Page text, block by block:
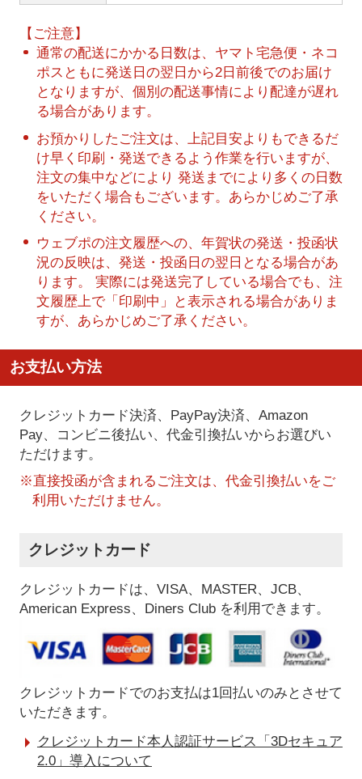
【ご注意】
通常の配送にかかる日数は、ヤマト宅急便・ネコ
ポスともに発送日の翌日から2日前後でのお届け
となりますが、個別の配送事情により配達が遅れ
る場合があります。
お預かりしたご注文は、上記目安よりもできるだ
け早く印刷・発送できるよう作業を行いますが、
注文の集中などにより 発送までにより多くの日数
をいただく場合もございます。あらかじめご了承
ください。
ウェブポの注文履歴への、年賀状の発送・投函状
況の反映は、発送・投函日の翌日となる場合があ
ります。 実際には発送完了している場合でも、注
文履歴上で「印刷中」と表示される場合がありま
すが、あらかじめご了承ください。
お支払い方法
クレジットカード決済、PayPay決済、Amazon
Pay、コンビニ後払い、代金引換払いからお選びい
ただけます。
※直接投函が含まれるご注文は、代金引換払いをご
利用いただけません。
クレジットカード
クレジットカードは、VISA、MASTER、JCB、
American Express、Diners Club を利用できます。
クレジットカードでのお支払は1回払いのみとさせて
いただきます。
クレジットカード本人認証サービス「3Dセキュア
2.0」導入について